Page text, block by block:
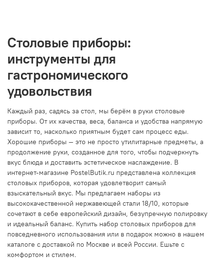
Столовые приборы:
инструменты для
гастрономического
удовольствия
Каждый раз, садясь за стол, мы берём в руки столовые
приборы. От их качества, веса, баланса и удобства напрямую
зависит то, насколько приятным будет сам процесс еды.
Хорошие приборы — это не просто утилитарные предметы, а
продолжение руки, созданное для того, чтобы подчеркнуть
вкус блюда и доставить эстетическое наслаждение. В
интернет-магазине PostelButik.ru представлена коллекция
столовых приборов, которая удовлетворит самый
взыскательный вкус. Мы предлагаем наборы из
высококачественной нержавеющей стали 18/10, которые
сочетают в себе европейский дизайн, безупречную полировку
и идеальный баланс. Купить набор столовых приборов для
повседневного использования или в подарок можно в нашем
каталоге с доставкой по Москве и всей России. Ешьте с
комфортом и стилем.